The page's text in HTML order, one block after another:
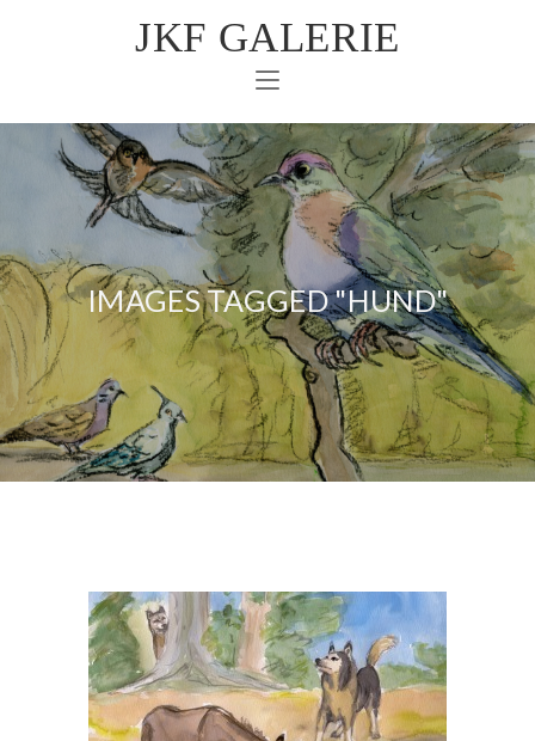
JKF GALERIE
IMAGES TAGGED "HUND"